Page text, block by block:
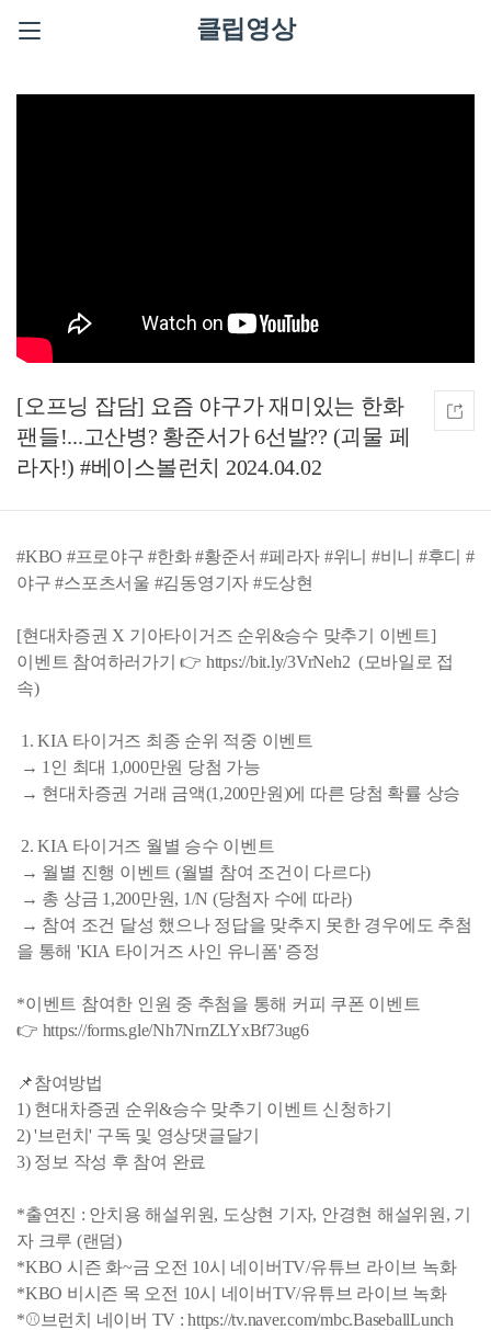
클립영상
[오프닝 잡담] 요즘 야구가 재미있는 한화
팬들!...고산병? 황준서가 6선발?? (괴물 페
라자!) #베이스볼런치 2024.04.02
#KBO #프로야구 #한화 #황준서 #페라자 #위니 #비니 #후디 #
야구 #스포츠서울 #김동영기자 #도상현
[현대차증권 X 기아타이거즈 순위&승수 맞추기 이벤트]
이벤트 참여하러가기 👉 https://bit.ly/3VrNeh2 (모바일로 접
속)
1. KIA 타이거즈 최종 순위 적중 이벤트
→ 1인 최대 1,000만원 당첨 가능
→ 현대차증권 거래 금액(1,200만원)에 따른 당첨 확률 상승
2. KIA 타이거즈 월별 승수 이벤트
→ 월별 진행 이벤트 (월별 참여 조건이 다르다)
→ 총 상금 1,200만원, 1/N (당첨자 수에 따라)
→ 참여 조건 달성 했으나 정답을 맞추지 못한 경우에도 추첨
을 통해 'KIA 타이거즈 사인 유니폼' 증정
*이벤트 참여한 인원 중 추첨을 통해 커피 쿠폰 이벤트
👉 https://forms.gle/Nh7NrnZLYxBf73ug6
📌참여방법
1) 현대차증권 순위&승수 맞추기 이벤트 신청하기
2) '브런치' 구독 및 영상댓글달기
3) 정보 작성 후 참여 완료
*출연진 : 안치용 해설위원, 도상현 기자, 안경현 해설위원, 기
자 크루 (랜덤)
*KBO 시즌 화~금 오전 10시 네이버TV/유튜브 라이브 녹화
*KBO 비시즌 목 오전 10시 네이버TV/유튜브 라이브 녹화
*⚾브런치 네이버 TV : https://tv.naver.com/mbc.BaseballLunch